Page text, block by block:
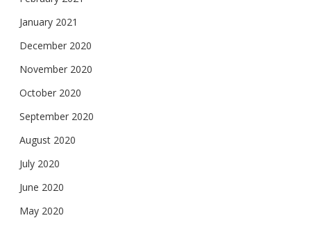
January 2021
December 2020
November 2020
October 2020
September 2020
August 2020
July 2020
June 2020
May 2020